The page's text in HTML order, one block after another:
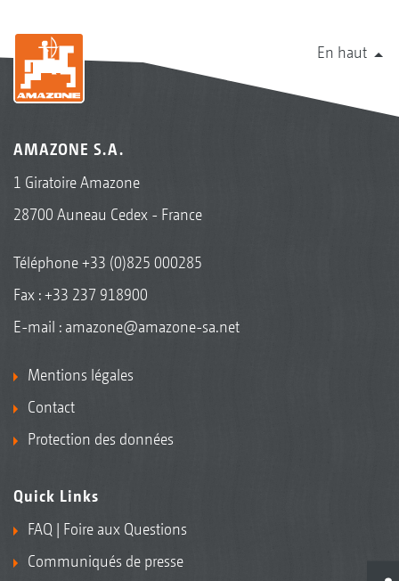
En haut
AMAZONE S.A.
1 Giratoire Amazone
28700 Auneau Cedex - France
Téléphone+33 (0)825 000285
Fax : +33 237 918900
E-mail : amazone@amazone-sa.net
Mentions légales
Contact
Protection des données
Quick Links
FAQ | Foire aux Questions
Communiqués de presse